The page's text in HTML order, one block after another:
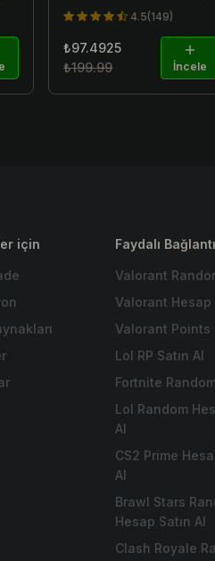
4.5(149)
₺97.4925
₺199.99
İncele
için Faydalı
Valorant
Valorant Hesap
Valorant Points
Lol RP Satın Al
Fortnite
Lol Random
Al
CS2 Prime
Al
Brawl Stars
Hesap Satın Al
Clash Royale